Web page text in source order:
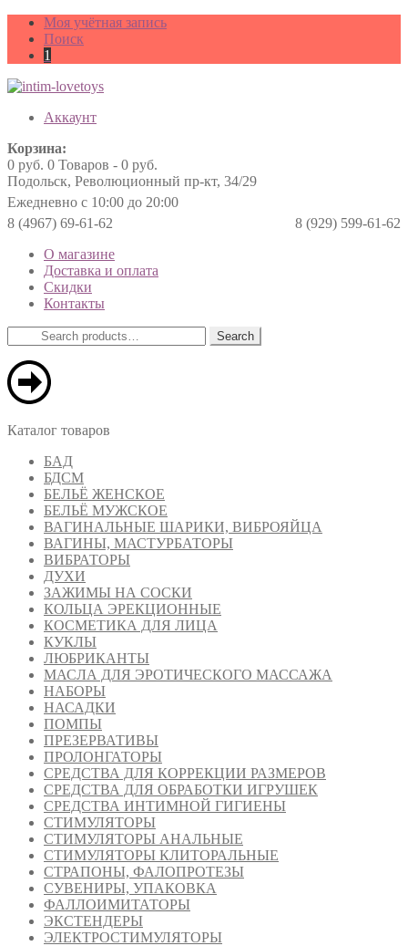
Моя учётная запись
Поиск
1
Аккаунт
Корзина:
0 руб. 0 Товаров - 0 руб.
Подольск, Революционный пр-кт, 34/29
Ежедневно с 10:00 до 20:00
8 (4967) 69-61-62
8 (929) 599-61-62
О магазине
Доставка и оплата
Скидки
Контакты
Search
for:
Search
Каталог товаров
БАД
БДСМ
БЕЛЬЁ ЖЕНСКОЕ
БЕЛЬЁ МУЖСКОЕ
ВАГИНАЛЬНЫЕ ШАРИКИ, ВИБРОЯЙЦА
ВАГИНЫ, МАСТУРБАТОРЫ
ВИБРАТОРЫ
ДУХИ
ЗАЖИМЫ НА СОСКИ
КОЛЬЦА ЭРЕКЦИОННЫЕ
КОСМЕТИКА ДЛЯ ЛИЦА
КУКЛЫ
ЛЮБРИКАНТЫ
МАСЛА ДЛЯ ЭРОТИЧЕСКОГО МАССАЖА
НАБОРЫ
НАСАДКИ
ПОМПЫ
ПРЕЗЕРВАТИВЫ
ПРОЛОНГАТОРЫ
СРЕДСТВА ДЛЯ КОРРЕКЦИИ РАЗМЕРОВ
СРЕДСТВА ДЛЯ ОБРАБОТКИ ИГРУШЕК
СРЕДСТВА ИНТИМНОЙ ГИГИЕНЫ
СТИМУЛЯТОРЫ
СТИМУЛЯТОРЫ АНАЛЬНЫЕ
СТИМУЛЯТОРЫ КЛИТОРАЛЬНЫЕ
СТРАПОНЫ, ФАЛОПРОТЕЗЫ
СУВЕНИРЫ, УПАКОВКА
ФАЛЛОИМИТАТОРЫ
ЭКСТЕНДЕРЫ
ЭЛЕКТРОСТИМУЛЯТОРЫ